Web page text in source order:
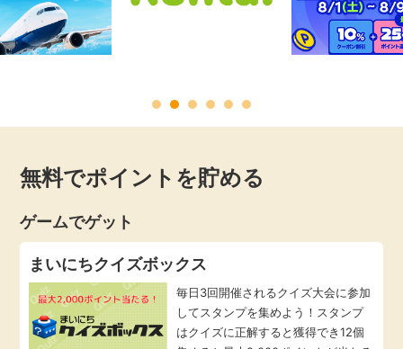
カード比較
GMOポイ活の使い方
ヘルプセンター
家計の固定費
無料でポイントを貯める
ゲームでゲット
まいにちクイズボックス
毎日3回開催されるクイズ大会に参加
してスタンプを集めよう！スタンプ
はクイズに正解すると獲得でき12個